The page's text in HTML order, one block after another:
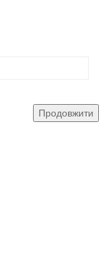
Продовжити